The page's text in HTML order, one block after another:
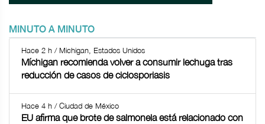
MINUTO A MINUTO
Hace 2 h / Michigan, Estados Unidos
Míchigan recomienda volver a consumir lechuga tras
reducción de casos de ciclosporiasis
Hace 4 h / Ciudad de México
EU afirma que brote de salmonela está relacionado con